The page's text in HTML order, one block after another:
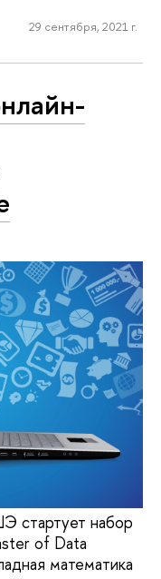
29 сентября, 2021 г.
стартует набор
of Data
математика